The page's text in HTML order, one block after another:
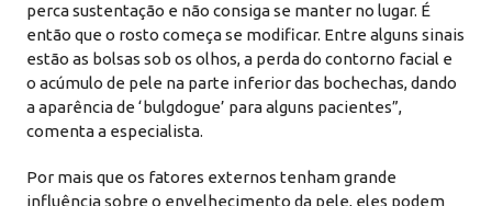
perca sustentação e não consiga se manter no lugar. É
então que o rosto começa se modificar. Entre alguns sinais
estão as bolsas sob os olhos, a perda do contorno facial e
o acúmulo de pele na parte inferior das bochechas, dando
a aparência de ‘bulgdogue’ para alguns pacientes”,
comenta a especialista.
Por mais que os fatores externos tenham grande
influência sobre o envelhecimento da pele, eles podem